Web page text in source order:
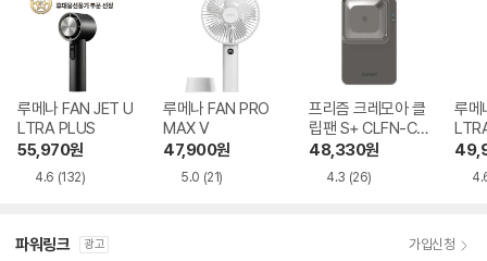
루메나 FAN JET U
LTRA PLUS
55,970원
4.6 (132)
루메나 FAN PRO
MAX V
47,900원
5.0 (21)
프리즘 크레모아 클
립팬 S+ CLFN-CF
SPA
48,330원
4.3 (26)
루메
파워링크 광고 가입신청